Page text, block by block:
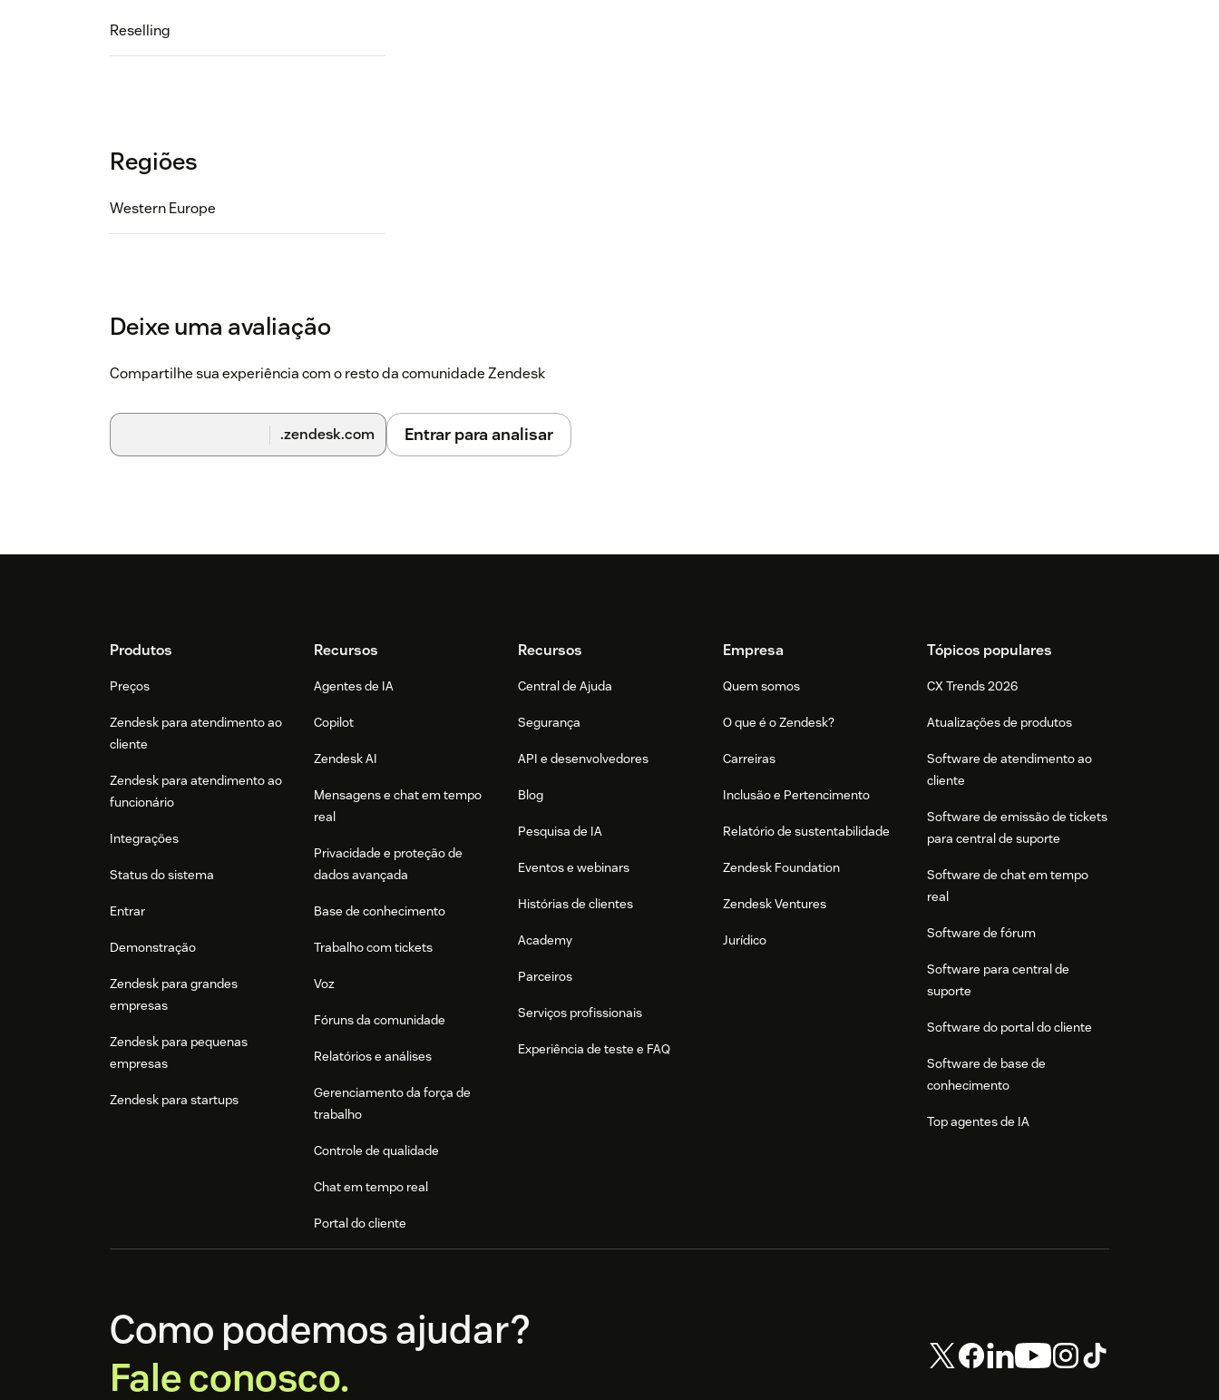
Reselling
Regiões
Western Europe
Deixe uma avaliação
Compartilhe sua experiência com o resto da comunidade Zendesk
.zendesk.com Entrar para analisar
FooterProdutos
Preços
Zendesk para atendimento ao
cliente
Zendesk para atendimento ao
funcionário
Integrações
Status do sistema
Entrar
Demonstração
Zendesk para grandes
empresas
Zendesk para pequenas
empresas
Zendesk para startups
Recursos
Agentes de IA
Copilot
Zendesk AI
Mensagens e chat em tempo
real
Privacidade e proteção de
dados avançada
Base de conhecimento
Trabalho com tickets
Voz
Fóruns da comunidade
Relatórios e análises
Gerenciamento da força de
trabalho
Controle de qualidade
Chat em tempo real
Portal do cliente
Recursos
Central de Ajuda
Segurança
API e desenvolvedores
Blog
Pesquisa de IA
Eventos e webinars
Histórias de clientes
Academy
Parceiros
Serviços profissionais
Experiência de teste e FAQ
Empresa
Quem somos
O que é o Zendesk?
Carreiras
Inclusão e Pertencimento
Relatório de sustentabilidade
Zendesk Foundation
Zendesk Ventures
Jurídico
Tópicos populares
CX Trends 2026
Atualizações de produtos
Software de atendimento ao
cliente
Software de emissão de tickets
para central de suporte
Software de chat em tempo
real
Software de fórum
Software para central de
suporte
Software do portal do cliente
Software de base de
conhecimento
Top agentes de IA
Como podemos ajudar?
Fale conosco.